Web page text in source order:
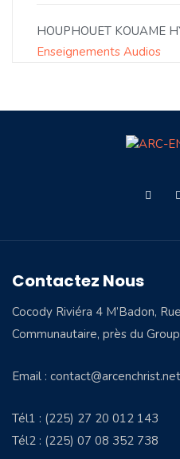
HOUPHOUET KOUAME
Enseignements Audios
Contactez Nous
Cocody Riviéra 4 M’Badon,
Communautaire, près du
Email : contact@arcenchrist.net
Tél1 : (225) 27 20 012 143
Tél2 : (225) 07 08 352 738